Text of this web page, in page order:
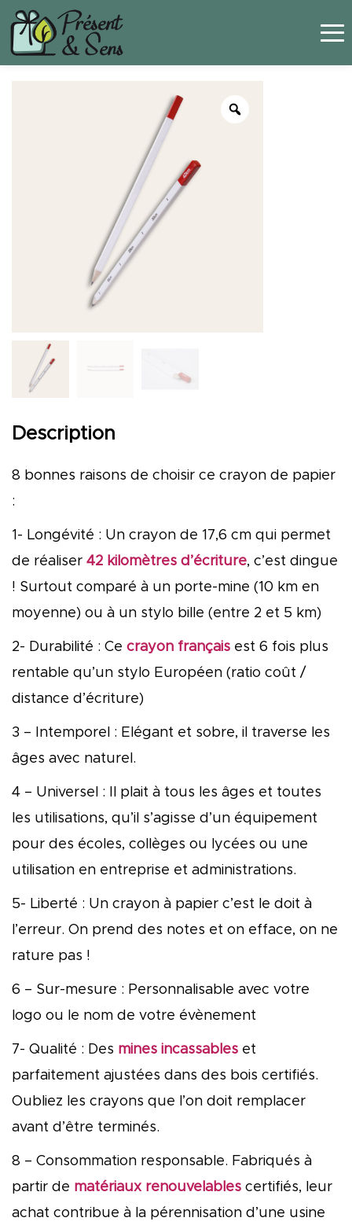
Description
8 bonnes raisons de choisir ce crayon de papier
:
1- Longévité : Un crayon de 17,6 cm qui permet
de réaliser 42 kilomètres d’écriture, c’est dingue
! Surtout comparé à un porte-mine (10 km en
moyenne) ou à un stylo bille (entre 2 et 5 km)
2- Durabilité : Ce crayon français est 6 fois plus
rentable qu’un stylo Européen (ratio coût /
distance d’écriture)
3 – Intemporel : Elégant et sobre, il traverse les
âges avec naturel.
4 – Universel : Il plait à tous les âges et toutes
les utilisations, qu’il s’agisse d’un équipement
pour des écoles, collèges ou lycées ou une
utilisation en entreprise et administrations.
5- Liberté : Un crayon à papier c’est le doit à
l’erreur. On prend des notes et on efface, on ne
rature pas !
6 – Sur-mesure : Personnalisable avec votre
logo ou le nom de votre évènement
7- Qualité : Des mines incassables et
parfaitement ajustées dans des bois certifiés.
Oubliez les crayons que l’on doit remplacer
avant d’être terminés.
8 – Consommation responsable. Fabriqués à
partir de matériaux renouvelables certifiés, leur
achat contribue à la pérennisation d’une usine
Panneau de gestion des cookies